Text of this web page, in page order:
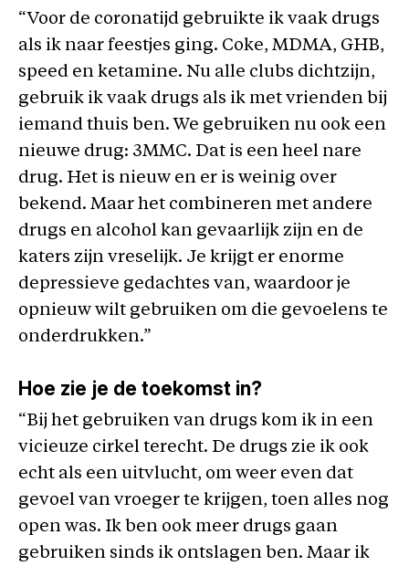
“Voor de coronatijd gebruikte ik vaak drugs
als ik naar feestjes ging. Coke, MDMA, GHB,
speed en ketamine. Nu alle clubs dichtzijn,
gebruik ik vaak drugs als ik met vrienden bij
iemand thuis ben. We gebruiken nu ook een
nieuwe drug: 3MMC. Dat is een heel nare
drug. Het is nieuw en er is weinig over
bekend. Maar het combineren met andere
drugs en alcohol kan gevaarlijk zijn en de
katers zijn vreselijk. Je krijgt er enorme
depressieve gedachtes van, waardoor je
opnieuw wilt gebruiken om die gevoelens te
onderdrukken.”
Hoe zie je de toekomst in?
“Bij het gebruiken van drugs kom ik in een
vicieuze cirkel terecht. De drugs zie ik ook
echt als een uitvlucht, om weer even dat
gevoel van vroeger te krijgen, toen alles nog
open was. Ik ben ook meer drugs gaan
gebruiken sinds ik ontslagen ben. Maar ik